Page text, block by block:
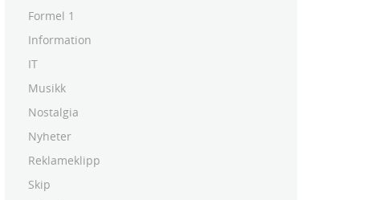
Formel 1
Information
IT
Musikk
Nostalgia
Nyheter
Reklameklipp
Skip